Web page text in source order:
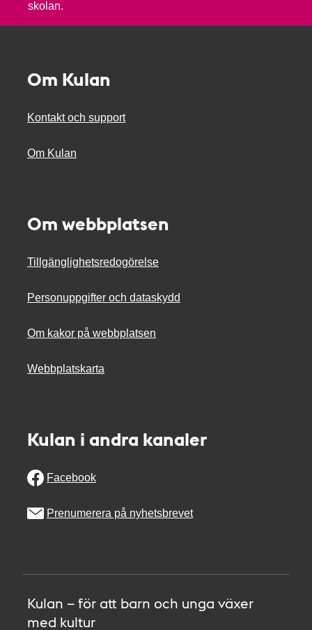
skolan.
Om Kulan
Kontakt och support
Om Kulan
Om webbplatsen
Tillgänglighetsredogörelse
Personuppgifter och dataskydd
Om kakor på webbplatsen
Webbplatskarta
Kulan i andra kanaler
Facebook
Prenumerera på nyhetsbrevet
Kulan – för att barn och unga växer
med kultur